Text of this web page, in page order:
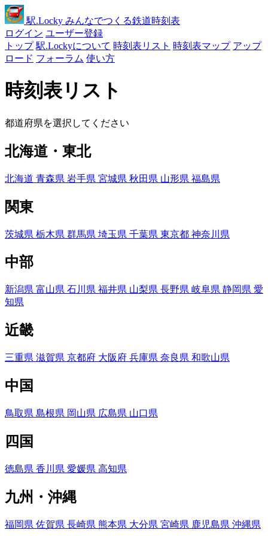
駅.Locky みんなでつくる鉄道時刻表
ログイン ユーザー登録
トップ 駅.Lockyについて 時刻表リスト 時刻表マップ アップ
ロード フォーラム 使い方
時刻表リスト
都道府県を選択してください
北海道・東北
北海道 青森県 岩手県 宮城県 秋田県 山形県 福島県
関東
茨城県 栃木県 群馬県 埼玉県 千葉県 東京都 神奈川県
中部
新潟県 富山県 石川県 福井県 山梨県 長野県 岐阜県 静岡県 愛
知県
近畿
三重県 滋賀県 京都府 大阪府 兵庫県 奈良県 和歌山県
中国
鳥取県 島根県 岡山県 広島県 山口県
四国
徳島県 香川県 愛媛県 高知県
九州・沖縄
福岡県 佐賀県 長崎県 熊本県 大分県 宮崎県 鹿児島県 沖縄県